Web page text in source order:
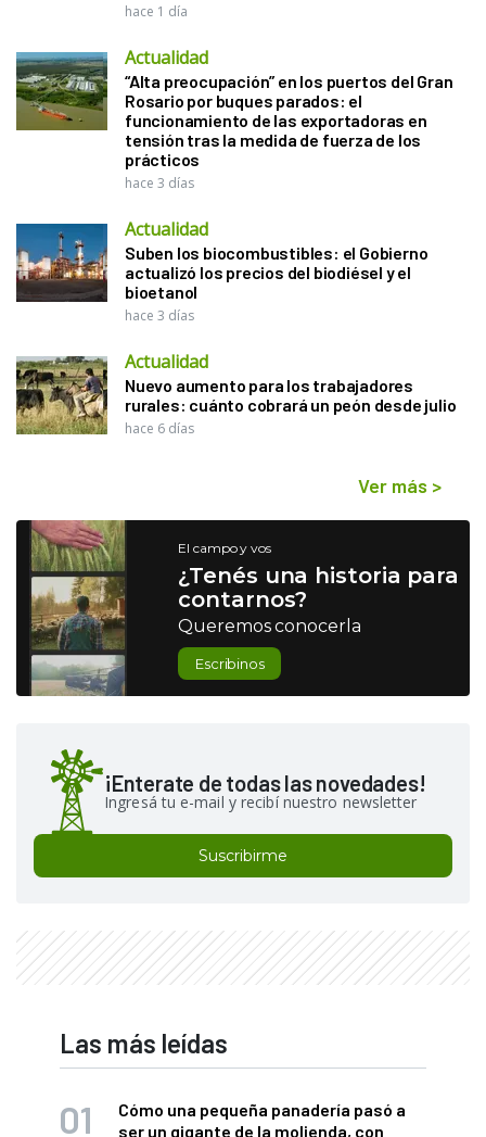
hace 1 día
Actualidad
“Alta preocupación” en los puertos del Gran
Rosario por buques parados: el
funcionamiento de las exportadoras en
tensión tras la medida de fuerza de los
prácticos
hace 3 días
Actualidad
Suben los biocombustibles: el Gobierno
actualizó los precios del biodiésel y el
bioetanol
hace 3 días
Actualidad
Nuevo aumento para los trabajadores
rurales: cuánto cobrará un peón desde julio
hace 6 días
Ver más >
El campo y vos
¿Tenés una historia para
contarnos?
Queremos conocerla
Escribinos
¡Enterate de todas las novedades!
Ingresá tu e-mail y recibí nuestro newsletter
Suscribirme
Las más leídas
Cómo una pequeña panadería pasó a
ser un gigante de la molienda, con